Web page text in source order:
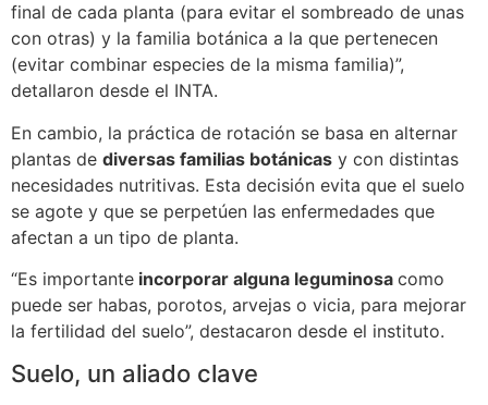
final de cada planta (para evitar el sombreado de unas
con otras) y la familia botánica a la que pertenecen
(evitar combinar especies de la misma familia)”,
detallaron desde el INTA.
En cambio, la práctica de rotación se basa en alternar
plantas de diversas familias botánicas y con distintas
necesidades nutritivas. Esta decisión evita que el suelo
se agote y que se perpetúen las enfermedades que
afectan a un tipo de planta.
“Es importante incorporar alguna leguminosa como
puede ser habas, porotos, arvejas o vicia, para mejorar
la fertilidad del suelo”, destacaron desde el instituto.
Suelo, un aliado clave